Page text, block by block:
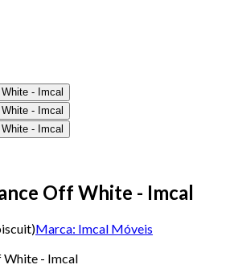
Off White - Imcal
)Marca: Imcal Móveis
White - Imcal